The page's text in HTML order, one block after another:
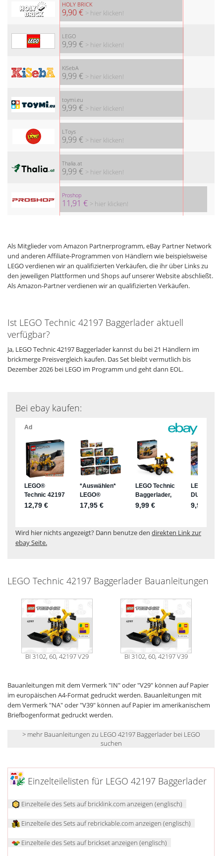
HOLY BRICK
9,90 € > hier klicken!
LEGO
9,99 € > hier klicken!
KiSebA
9,99 € > hier klicken!
toymi.eu
9,99 € > hier klicken!
LToys
9,99 € > hier klicken!
Thalia.at
9,99 € > hier klicken!
Proshop
11,91 € > hier klicken!
Als Mitglieder vom Amazon Partnerprogramm, eBay Partner Network
und anderen Affiliate-Programmen von Händlern wie beispielsweise
LEGO verdienen wir an qualifizierten Verkäufen, die ihr über Links zu
den jeweiligen Plattformen und Shops auf unserer Website abschließt.
Als Amazon-Partner verdienen wir an qualifizierten Verkäufen.
Ist LEGO Technic 42197 Baggerlader aktuell
verfügbar?
Ja, LEGO Technic 42197 Baggerlader kannst du bei 21 Händlern im
brickmerge Preisvergleich kaufen. Das Set bleibt vermutlich bis
Dezember 2026 bei LEGO im Programm und geht dann EOL.
Bei ebay kaufen:
Wird hier nichts angezeigt? Dann benutze den direkten Link zur
ebay Seite.
LEGO Technic 42197 Baggerlader Bauanleitungen
BI 3102, 60, 42197 V29 BI 3102, 60, 42197 V39
Bauanleitungen mit dem Vermerk "IN" oder "V29" können auf Papier
im europäischen A4-Format gedruckt werden. Bauanleitungen mit
dem Vermerk "NA" oder "V39" können auf Papier im amerikanischem
Briefbogenformat gedruckt werden.
> mehr Bauanleitungen zu LEGO 42197 Baggerlader bei LEGO
suchen
Einzelteilelisten für LEGO 42197 Baggerlader
Einzelteile des Sets auf bricklink.com anzeigen (englisch)
Einzelteile des Sets auf rebrickable.com anzeigen (englisch)
Einzelteile des Sets auf brickset anzeigen (englisch)